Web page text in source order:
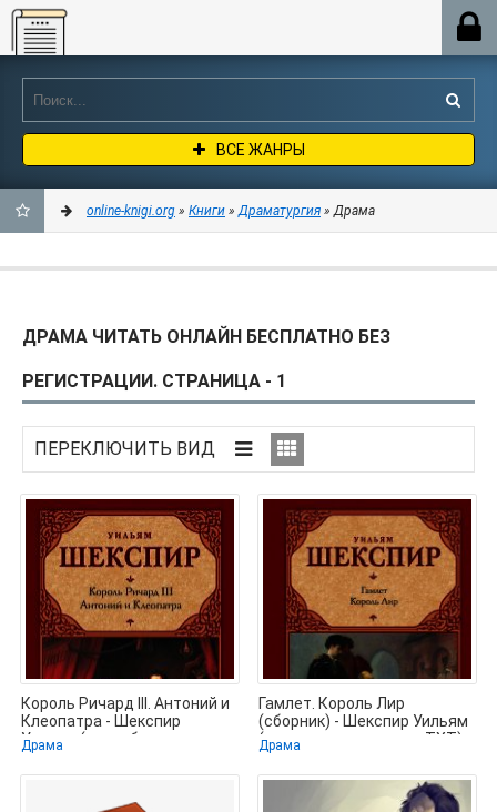
Online-knigi.org
ВСЕ ЖАНРЫ
ЗАКЛАДКИ
online-knigi.org » Книги »Драматургия » Драма
ДРАМА ЧИТАТЬ ОНЛАЙН БЕСПЛАТНО БЕЗ
РЕГИСТРАЦИИ. СТРАНИЦА - 1
Король Ричард III. Антоний и
Клеопатра - Шекспир
Уильям (книги без
регистрации
Драма
Гамлет. Король Лир
(сборник) - Шекспир Уильям
(полная версия книги .TXT)
📗
Драма